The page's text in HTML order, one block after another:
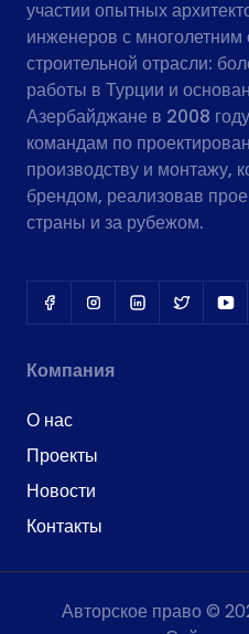
участии опытных
инженеров с
строительной отрасли:
работы в Турции и
Азербайджане в 2008
командам по
производству и монтажу,
брендом, реализовав
страны и за рубежом.
Компания
О нас
Проекты
Новости
Контакты
Авторское право ©